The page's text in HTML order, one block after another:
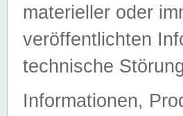
materieller oder
veröffentlichten
technische
Informationen,